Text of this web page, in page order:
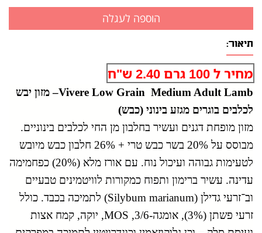
תיאור:
מחיר ל 100 גרם 2.40 ש"ח
Vivere Low Grain Medium Adult Lamb– מזון יבש
לכלבים בוגרים מגזע בינוני (כבש)
מזון מופחת דגנים ועשיר בחלבון מן החי לכלבים בינוניים.
מבוסס על 20% בשר כבש טרי + 26% חלבון כבש מיובש
לטעימות גבוהה ועיכול נוח. עם אורז מלא (20%) כפחמימה
עדינה. עשיר ברימון ותפוח כמקורות לוויטמינים טבעיים
וב־זרעי גדילן (Silybum marianum) לתמיכה בכבד. כולל
זרעי פשתן (3%), אומגה-3/6, MOS, יוקה, קמח אצות